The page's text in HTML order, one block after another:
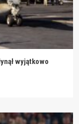
wyjątkowo